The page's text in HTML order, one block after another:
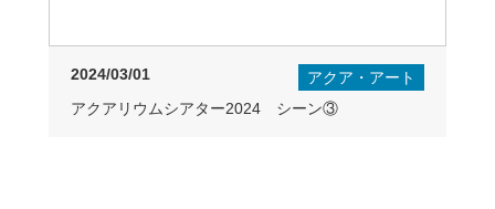
2024/03/01
アクア・アート
アクアリウムシアター2024 シーン③